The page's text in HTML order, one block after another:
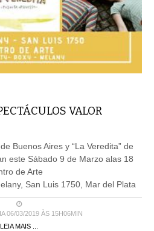
VALOR
Buenos Aires y “La Veredita” de
este Sábado 9 de Marzo alas 18
de Arte
San Luis 1750, Mar del Plata
06/03/2019 ÀS 15H06MIN
LEIA MAIS ...